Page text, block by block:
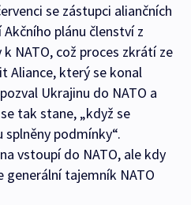
se zástupci aliančních
plánu členství z
NATO, což proces zkrátí ze
Aliance, který se konal
Ukrajinu do NATO a
tak stane, „když se
podmínky“.
vstoupí do NATO, ale kdy
generální tajemník NATO